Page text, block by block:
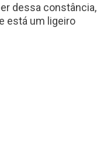
dessa constância,
está um ligeiro